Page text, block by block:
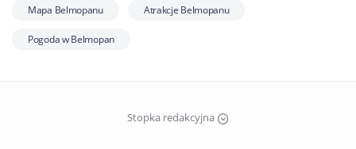
Mapa Belmopanu Atrakcje Belmopanu
Pogoda w Belmopan
Stopka redakcyjna